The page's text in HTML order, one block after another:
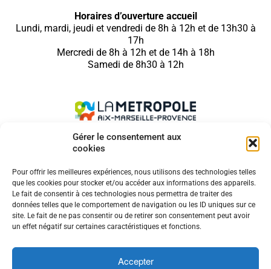
Gérer le consentement aux
cookies
Pour offrir les meilleures expériences, nous utilisons des technologies telles
que les cookies pour stocker et/ou accéder aux informations des appareils.
Le fait de consentir à ces technologies nous permettra de traiter des
données telles que le comportement de navigation ou les ID uniques sur ce
site. Le fait de ne pas consentir ou de retirer son consentement peut avoir
un effet négatif sur certaines caractéristiques et fonctions.
Accepter
Horaires d’ouverture accueil
Lundi, mardi, jeudi et vendredi de 8h à 12h et de 13h30 à
17h
Mercredi de 8h à 12h et de 14h à 18h
Samedi de 8h30 à 12h
MENTIONS LÉGALES